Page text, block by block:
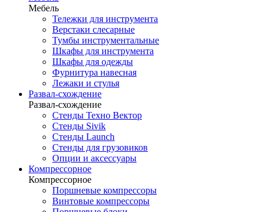
Мебель
Тележки для инструмента
Верстаки слесарные
Тумбы инструментальные
Шкафы для инструмента
Шкафы для одежды
Фурнитура навесная
Лежаки и стулья
Развал-схождение
Развал-схождение
Стенды Техно Вектор
Стенды Sivik
Стенды Launch
Стенды для грузовиков
Опции и аксессуары
Компрессорное
Компрессорное
Поршневые компрессоры
Винтовые компрессоры